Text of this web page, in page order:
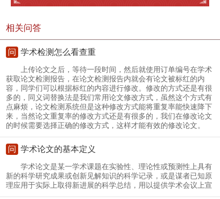
相关问答
问 学术检测怎么看查重
上传论文之后，等待一段时间，然后就使用订单编号在学术
获取论文检测报告，在论文检测报告内就会有论文被标红的内
容，同学们可以根据标红的内容进行修改。修改的方式还是有很
多的，同义词替换法是我们常用论文修改方式，虽然这个方式有
点麻烦，论文检测系统但是这种修改方式能将重复率能快速降下
来，当然论文重复率的修改方式还是有很多的，我们在修改论文
的时候需要选择正确的修改方式，这样才能有效的修改论文。
问 学术论文的基本定义
学术论文是某一学术课题在实验性、理论性或预测性上具有
新的科学研究成果或创新见解知识的科学记录，或是谋者已知原
理应用于实际上取得新进展的科学总结，用以提供学术会议上宣